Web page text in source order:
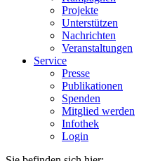
Projekte
Unterstützen
Nachrichten
Veranstaltungen
Service
Presse
Publikationen
Spenden
Mitglied werden
Infothek
Login